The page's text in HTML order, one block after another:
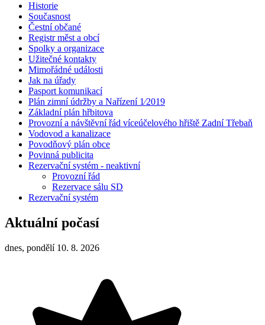
Historie
Současnost
Čestní občané
Registr měst a obcí
Spolky a organizace
Užitečné kontakty
Mimořádné události
Jak na úřady
Pasport komunikací
Plán zimní údržby a Nařízení 1⁄2019
Základní plán hřbitova
Provozní a návštěvní řád víceúčelového hřiště Zadní Třebaň
Vodovod a kanalizace
Povodňový plán obce
Povinná publicita
Rezervační systém - neaktivní
Provozní řád
Rezervace sálu SD
Rezervační systém
Aktuální počasí
dnes, pondělí 10. 8. 2026